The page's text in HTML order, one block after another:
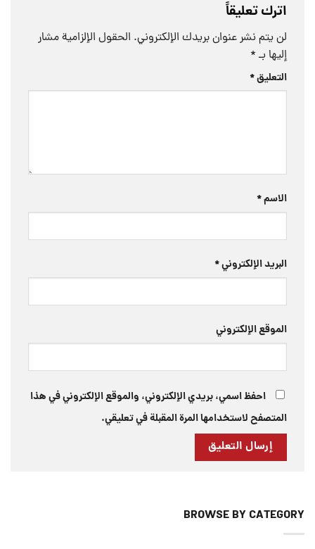
اترك تعليقاً
لن يتم نشر عنوان بريدك الإلكتروني. الحقول الإلزامية مشار
إليها بـ *
التعليق*
الاسم*
البريد الإلكتروني*
الموقع الإلكتروني
احفظ اسمي، بريدي الإلكتروني، والموقع الإلكتروني في هذا
المتصفح لاستخدامها المرة المقبلة في تعليقي.
BROWSE BY CATEGORY